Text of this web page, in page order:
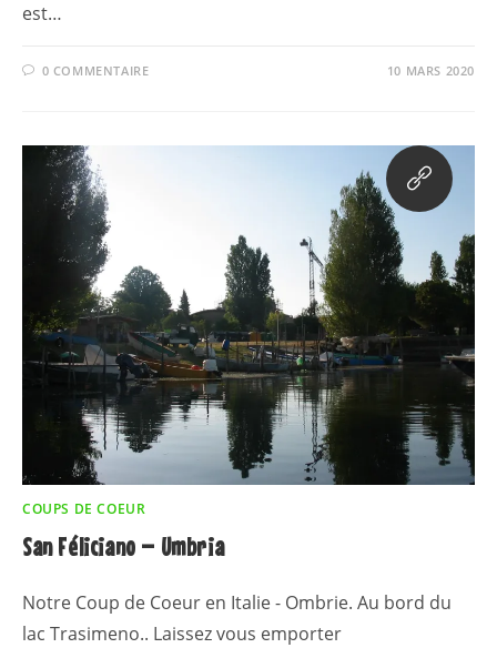
est…
0 COMMENTAIRE 10 MARS 2020
COUPS DE COEUR
San Féliciano – Umbria
Notre Coup de Coeur en Italie - Ombrie. Au bord du
lac Trasimeno.. Laissez vous emporter